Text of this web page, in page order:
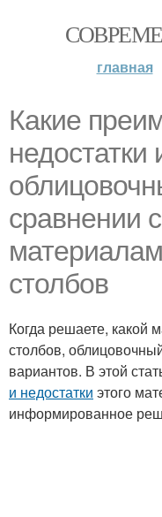
главная
Какие
недостатки
сравнении
столбов
Когда решаете, какой
столбов,
вариантов. В этой
и недостатки этого
информированное